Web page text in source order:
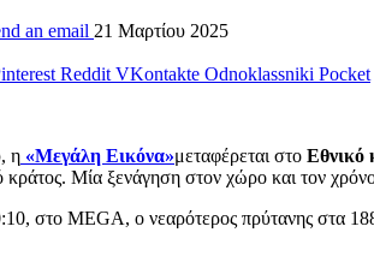
an email 21 Μαρτίου 2025
Reddit VKontakte Odnoklassniki Pocket
η «Μεγάλη Εικόνα»μεταφέρεται στο Εθνικό
Μία ξενάγηση στον χώρο και τον
στο MEGA, o νεαρότερος πρύτανης στα